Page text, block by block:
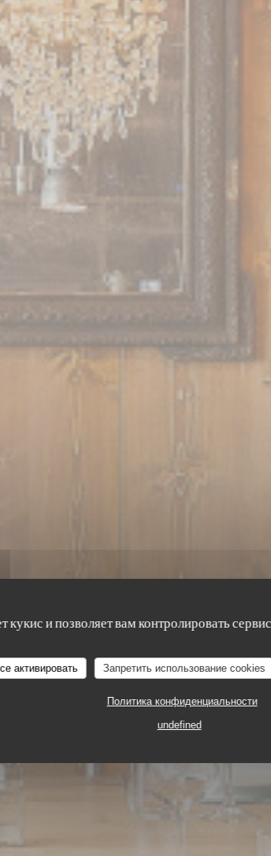
кукис и позволяет вам контролировать
активировать Запретить использование cookies
Политика конфиденциальности
undefined
4, RUE DU DÉBARCADÈRE